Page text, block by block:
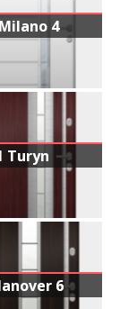
4
Turyn
6